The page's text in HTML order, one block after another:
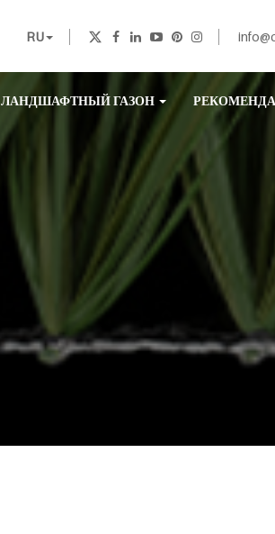
RU
ЛАНДШАФТНЫЙ ГАЗОН